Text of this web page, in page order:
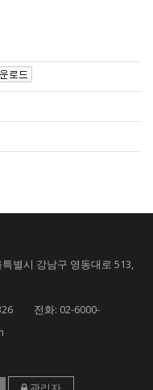
별시 강남구 영동대로 513,
전화: 02-6000-